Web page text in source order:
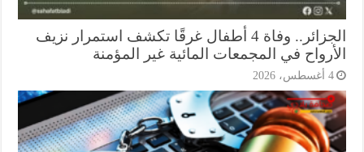
الجزائر.. وفاة 4 أطفال غرقًا تكشف استمرار نزيف
في المجمعات المائية غير المؤمنة